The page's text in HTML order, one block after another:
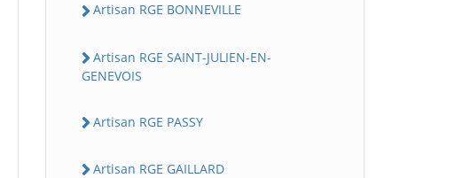
Artisan RGE BONNEVILLE
Artisan RGE SAINT-JULIEN-EN-
GENEVOIS
Artisan RGE PASSY
Artisan RGE GAILLARD